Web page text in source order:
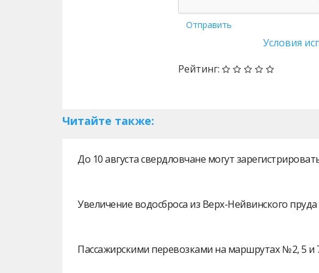
Отправить
Условия
Рейтинг:
Читайте также:
До 10 августа свердловчане могут
Увеличение водосброса из Верх-Нейвинского
Пассажирскими перевозками на маршрутах № 2, 5